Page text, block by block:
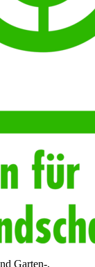
Garten-,